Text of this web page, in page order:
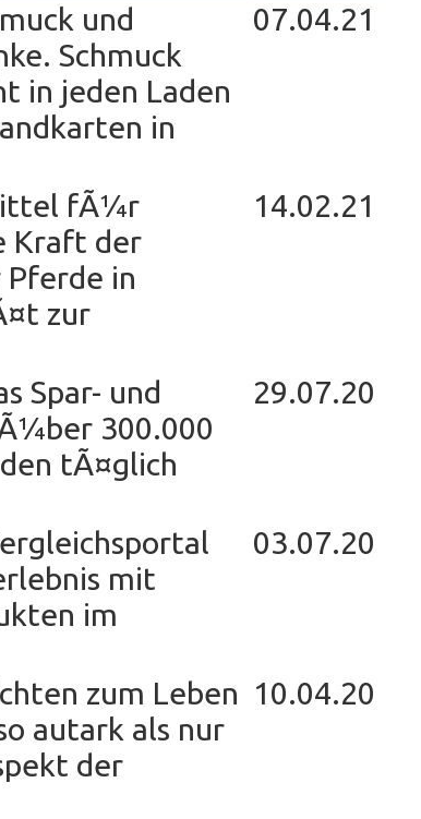
und
Schmuck
in jeden Laden
in
07.04.21
fÃ¼r
Kraft der
in
zur
14.02.21
Spar- und
300.000
tÃ¤glich
29.07.20
mit
im
03.07.20
zum Leben
autark als nur
der
10.04.20